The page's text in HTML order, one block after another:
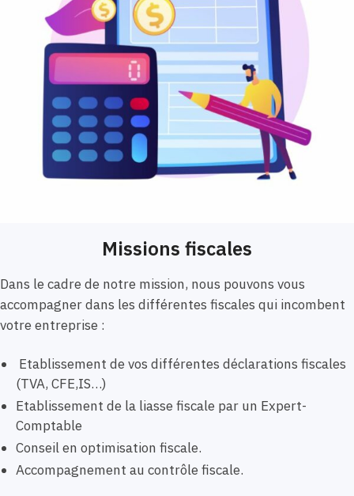
Missions fiscales
Dans le cadre de notre mission, nous pouvons vous
accompagner dans les différentes fiscales qui incombent
votre entreprise :
Etablissement de vos différentes déclarations fiscales
(TVA, CFE,IS…)
Etablissement de la liasse fiscale par un Expert-
Comptable
Conseil en optimisation fiscale.
Accompagnement au contrôle fiscale.